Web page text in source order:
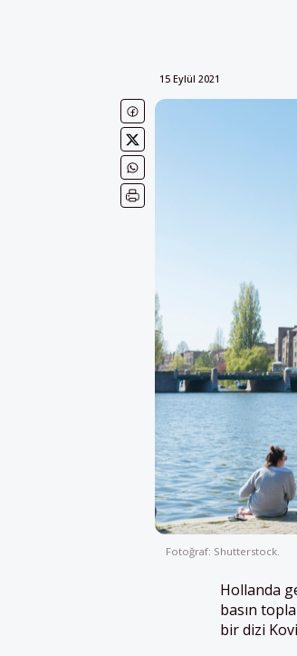
15 Eylül 2021
Fotoğraf: Shutterstock.
Hollanda
basın
bir dizi